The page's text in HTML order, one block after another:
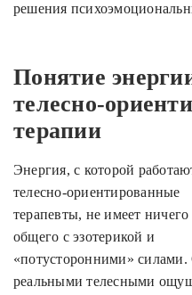
решения
Понятие
телесно-
терапии
Энергия, с которой
телесно-ориентированные
терапевты, не имеет ничего
общего с эзотерикой и
«потусторонними»
реальными телесными